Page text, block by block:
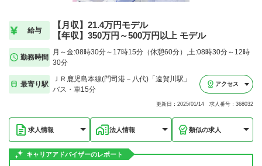
給与
【月収】21.4万円モデル
【年収】350万円～500万円以上 モデル
勤務時間
月～金:08時30分～17時15分（休憩60分）,土:08時30分～12時
30分
最寄り駅
ＪＲ鹿児島本線(門司港－八代)「遠賀川駅」
バス・車15分
アクセス
更新日：2025/01/14 求人番号：368032
求人情報 法人情報 類似の求人
キャリアアドバイザーのレポート